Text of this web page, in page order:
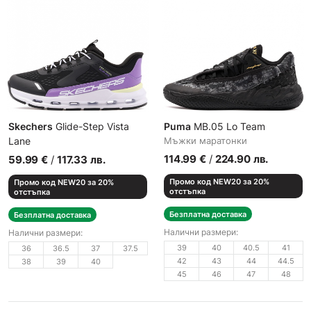
Skechers Glide-Step Vista
Lane
Маратонки
59.99 € / 117.33 лв.
Промо код NEW20 за 20%
отстъпка
Безплатна доставка
Налични размери:
36 36.5 37
37.5
38
39 40
Puma MB.05 Lo Team
Мъжки маратонки
114.99 € / 224.90 лв.
Промо код NEW20 за 20%
отстъпка
Безплатна доставка
Налични размери:
39 40 40.5
41
42
43 44
44.5
45
46 47 48